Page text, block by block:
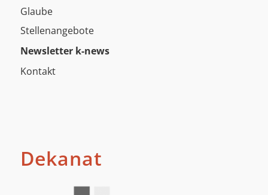
Glaube
Stellenangebote
Newsletter k-news
Kontakt
Dekanat